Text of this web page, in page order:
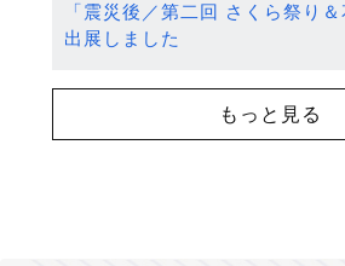
「震災後／第二回 さくら祭り
出展しました
もっと見る